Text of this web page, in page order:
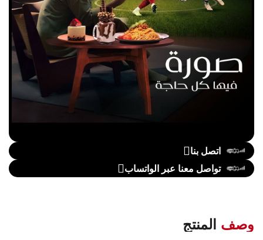
اتصل بنا
تواصل معنا عبر الواتساب
وصف المنتج